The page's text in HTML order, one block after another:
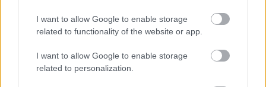
I want to allow Google to enable storage
related to functionality of the website or app.
I want to allow Google to enable storage
related to personalization.